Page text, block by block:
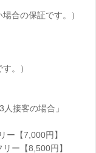
合の保証です。）
。）
人接客の場合」
ー【7,000円】
ー【8,500円】